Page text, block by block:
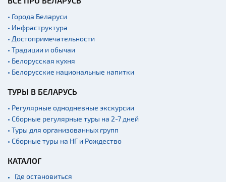
• Города Беларуси
• Инфраструктура
• Достопримечательности
• Традиции и обычаи
• Белорусская кухня
• Белорусские национальные напитки
ТУРЫ В БЕЛАРУСЬ
• Регулярные однодневные экскурсии
• Сборные регулярные туры на 2-7 дней
• Туры для организованных групп
• Сборные туры на НГ и Рождество
КАТАЛОГ
Где остановиться